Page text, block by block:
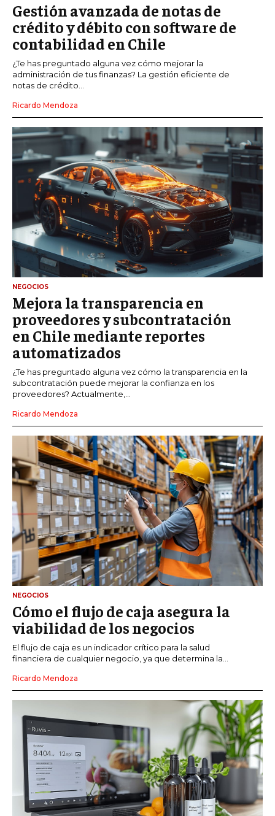
Gestión avanzada de notas de
crédito y débito con software de
contabilidad en Chile
¿Te has preguntado alguna vez cómo mejorar la
administración de tus finanzas? La gestión eficiente de
notas de crédito...
Ricardo Mendoza
NEGOCIOS
Mejora la transparencia en
proveedores y subcontratación
en Chile mediante reportes
automatizados
¿Te has preguntado alguna vez cómo la transparencia en la
subcontratación puede mejorar la confianza en los
proveedores? Actualmente,...
Ricardo Mendoza
NEGOCIOS
Cómo el flujo de caja asegura la
viabilidad de los negocios
El flujo de caja es un indicador crítico para la salud
financiera de cualquier negocio, ya que determina la...
Ricardo Mendoza